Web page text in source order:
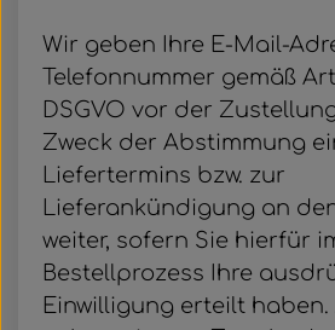
Wir geben Ihre E-Mail-
Telefonnummer gemäß
DSGVO vor der
Zweck der Abstimmung
Liefertermins bzw. zur
Lieferankündigung an
weiter, sofern Sie hierfür
Bestellprozess Ihre
Einwilligung erteilt